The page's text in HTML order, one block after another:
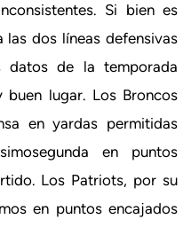
Si bien es
las dos líneas defensivas
datos de la temporada
lugar. Los Broncos
en yardas permitidas
en puntos
Los Patriots, por su
en puntos encajados